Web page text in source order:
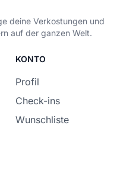
deine Verkostungen und
auf der ganzen Welt.
KONTO
Profil
Check-ins
Wunschliste